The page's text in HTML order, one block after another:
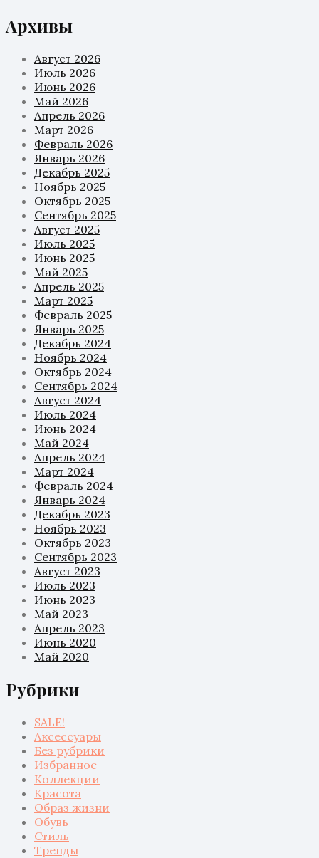
Архивы
Август 2026
Июль 2026
Июнь 2026
Май 2026
Апрель 2026
Март 2026
Февраль 2026
Январь 2026
Декабрь 2025
Ноябрь 2025
Октябрь 2025
Сентябрь 2025
Август 2025
Июль 2025
Июнь 2025
Май 2025
Апрель 2025
Март 2025
Февраль 2025
Январь 2025
Декабрь 2024
Ноябрь 2024
Октябрь 2024
Сентябрь 2024
Август 2024
Июль 2024
Июнь 2024
Май 2024
Апрель 2024
Март 2024
Февраль 2024
Январь 2024
Декабрь 2023
Ноябрь 2023
Октябрь 2023
Сентябрь 2023
Август 2023
Июль 2023
Июнь 2023
Май 2023
Апрель 2023
Июнь 2020
Май 2020
Рубрики
SALE!
Аксессуары
Без рубрики
Избранное
Коллекции
Красота
Образ жизни
Обувь
Стиль
Тренды